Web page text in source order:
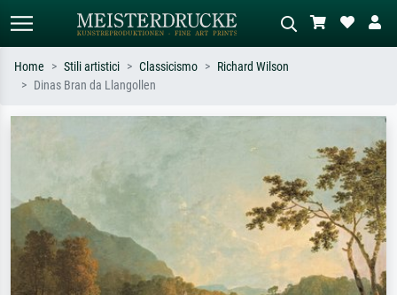
astratto con molto rosso, dipinto a
olio scuro, nudo in piedi vicino a un
albero.
Home Stili artistici Classicismo
Richard Wilson
Dinas Bran da Llangollen